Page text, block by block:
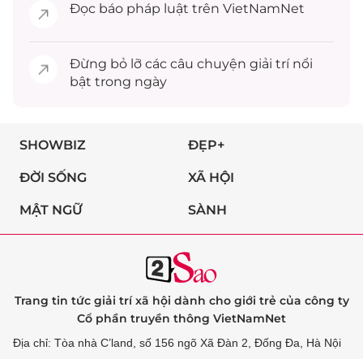
Đọc báo pháp luật trên VietNamNet
Đừng bỏ lỡ các câu chuyện giải trínổi
bật trong ngày
SHOWBIZ ĐẸP+
ĐỜI SỐNG XÃ HỘI
MẬT NGỮ SÀNH
Trang tin tức giải trí xã hội dành cho giới trẻ của công ty
Cổ phần truyền thông VietNamNet
Địa chỉ: Tòa nhà C’land, số 156 ngõ Xã Đàn 2, Đống Đa, Hà Nội